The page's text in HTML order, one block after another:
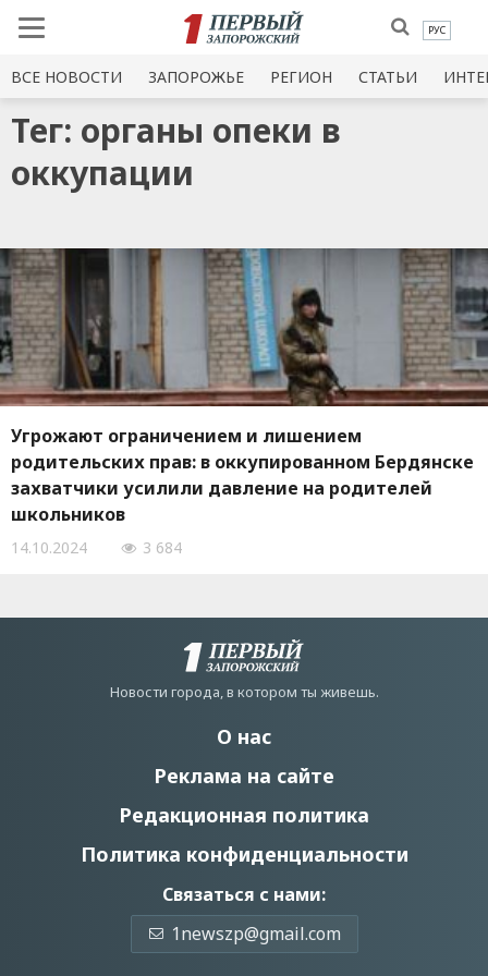
РУС
ВСЕ НОВОСТИ ЗАПОРОЖЬЕ РЕГИОН СТАТЬИ
Тег: органы опеки в
оккупации
Угрожают ограничением и лишением
родительских прав: в оккупированном Бердянске
захватчики усилили давление на родителей
школьников
14.10.2024 3 684
Новости города, в котором ты живешь.
О нас
Реклама на сайте
Редакционная политика
Политика конфиденциальности
Связаться с нами:
1newszp@gmail.com